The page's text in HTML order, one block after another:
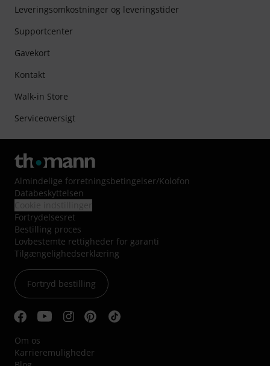
Leveringsomkostninger og leveringstider
Supportcenter
Gavekort
Kontakt
Walk-in Store
Serviceoversigt
Almindelige forretningsbetingelser/Kolofon
Databeskyttelsen
Fortrydelsesret
Bestilling proces
Lovbestemte rettigheder for garanti
Tilgængelighedserklæring
Fortryd bestilling
Om os
Karrieremuligheder